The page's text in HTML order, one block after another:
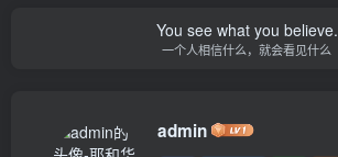
You see what you believe.
一个人相信什么，就会看见什么
admin